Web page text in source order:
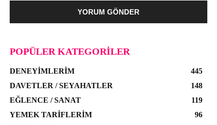
POPÜLER KATEGORILER
DENEYIMLERIM
445
DAVETLER / SEYAHATLER
148
EĞLENCE / SANAT
119
YEMEK TARIFLERIM
96